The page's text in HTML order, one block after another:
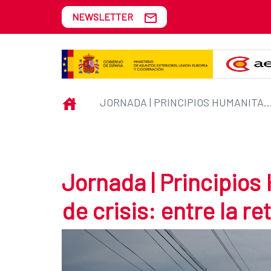
Skip to Main Content
Jornada | Principios
NEWSLETTER
INICIO JORNADA | PRINCIPIOS HUMANITARIOS EN TIEMPOS DE CRISIS: ENTRE LA RETÓRICA Y LA PRÁCTICA
Jornada |
de crisis: entre la